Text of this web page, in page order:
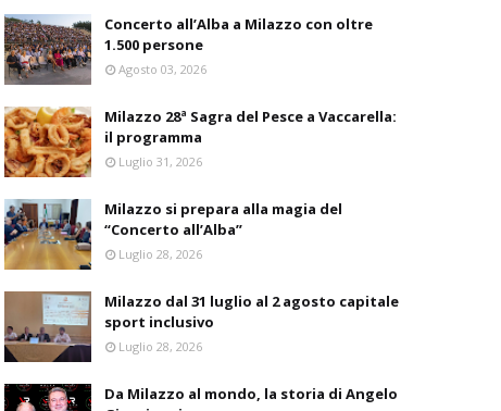
Concerto all’Alba a Milazzo con oltre
1.500 persone
Agosto 03, 2026
Milazzo 28ª Sagra del Pesce a Vaccarella:
il programma
Luglio 31, 2026
Milazzo si prepara alla magia del
“Concerto all’Alba”
Luglio 28, 2026
Milazzo dal 31 luglio al 2 agosto capitale
sport inclusivo
Luglio 28, 2026
Da Milazzo al mondo, la storia di Angelo